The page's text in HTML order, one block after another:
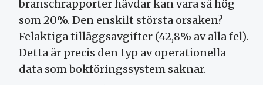
branschrapporter hävdar kan vara så hög
som 20%. Den enskilt största orsaken?
Felaktiga tilläggsavgifter (42,8% av alla fel).
Detta är precis den typ av operationella
data som bokföringssystem saknar.